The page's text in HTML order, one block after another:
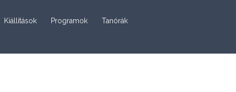
Kiállítások Programok Tanórák